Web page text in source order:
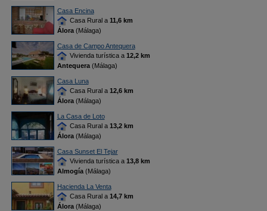
Casa Encina
Casa Rural a 11,6 km
Álora(Málaga)
Casa de Campo Antequera
Vivienda turística a 12,2 km
Antequera(Málaga)
Casa Luna
Casa Rural a 12,6 km
Álora(Málaga)
La Casa de Loto
Casa Rural a 13,2 km
Álora(Málaga)
Casa Sunset El Tejar
Vivienda turística a 13,8 km
Almogía(Málaga)
Hacienda La Venta
Casa Rural a 14,7 km
Álora(Málaga)